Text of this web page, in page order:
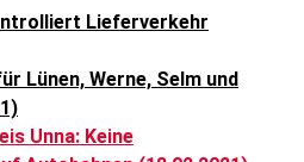
Lieferverkehr
Lünen, Werne, Selm und
Unna: Keine